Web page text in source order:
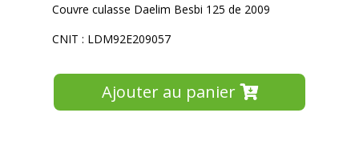
Couvre culasse Daelim Besbi 125 de 2009
CNIT : LDM92E209057
Ajouter au panier